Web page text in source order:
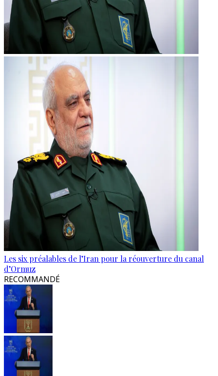
Les six préalables de l’Iran pour la réouverture du canal
d’Ormuz
RECOMMANDÉ